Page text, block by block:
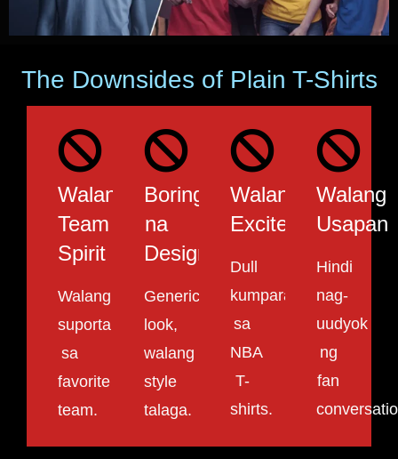
The Downsides of Plain T-Shirts
Walang
Team
Spirit
Walang
suporta
sa
favorite
team.
Boring
na
Design
Generic
look,
walang
style
talaga.
Walang
Excitement
Dull
kumpara
sa
NBA
T-
shirts.
Walang
Usapan
Hindi
nag-
uudyok
ng
fan